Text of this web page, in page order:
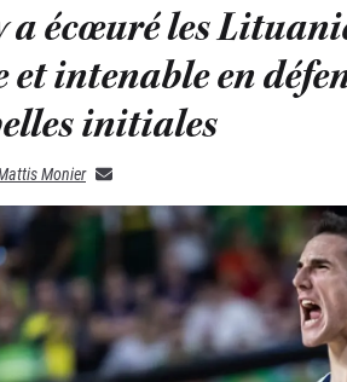
a écœuré les
intenable en
initiales
Monier